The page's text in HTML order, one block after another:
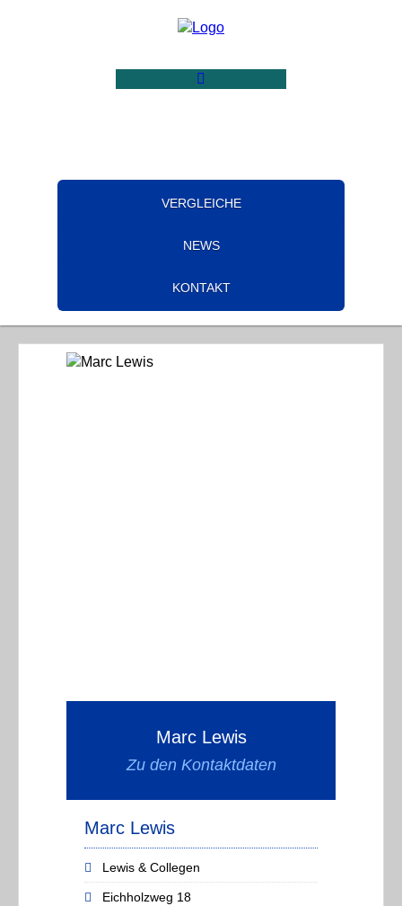
VERGLEICHE
NEWS
KONTAKT
Marc Lewis
Zu den Kontaktdaten
Marc Lewis
Lewis & Collegen
Eichholzweg 18